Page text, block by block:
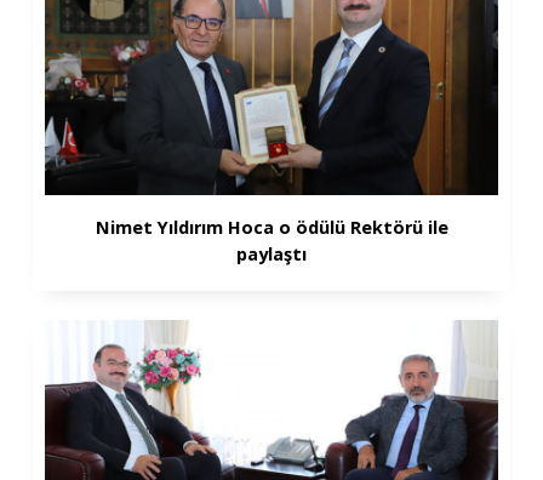
Nimet Yıldırım Hoca o ödülü Rektörü ile
paylaştı